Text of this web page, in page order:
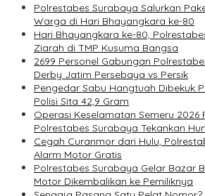
Polrestabes Surabaya Salurkan
Warga di Hari Bhayangkara ke-80
Hari Bhayangkara ke-80,
Ziarah di TMP Kusuma Bangsa
2699 Personel Gabungan
Derby Jatim Persebaya vs Persik
Pengedar Sabu Hangtuah Dibekuk
Polisi Sita 42,9 Gram
Operasi Keselamatan Semeru 2026
Polrestabes Surabaya Tekankan
Cegah Curanmor dari Hulu,
Alarm Motor Gratis
Polrestabes Surabaya Gelar Bazar
Motor Dikembalikan ke Pemiliknya